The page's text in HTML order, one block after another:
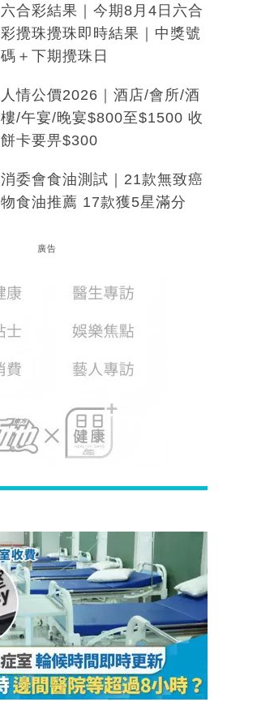
六合彩結果｜今期8月4日六合
彩攪珠攪珠即時結果｜中獎號
碼＋下期攪珠日
人情公價2026｜酒店/會所/酒
樓/午宴/晚宴$800至$1500 收
餅卡要畀$300
消委會食油測試｜21款無致癌
物食油推薦 17款獲5星滿分
廣告